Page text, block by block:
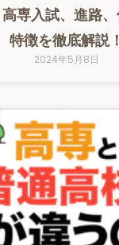
専入試、進路
特徴を徹底解説！
2024年5月8日